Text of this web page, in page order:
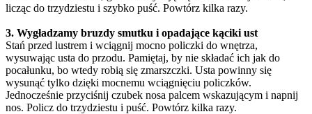
licząc do trzydziestu i szybko puść. Powtórz kilka razy.
3. Wygładzamy bruzdy smutku i opadające kąciki ust
Stań przed lustrem i wciągnij mocno policzki do wnętrza,
wysuwając usta do przodu. Pamiętaj, by nie składać ich jak do
pocałunku, bo wtedy robią się zmarszczki. Usta powinny się
wysunąć tylko dzięki mocnemu wciągnięciu policzków.
Jednocześnie przyciśnij czubek nosa palcem wskazującym i napnij
nos. Policz do trzydziestu i puść. Powtórz kilka razy.